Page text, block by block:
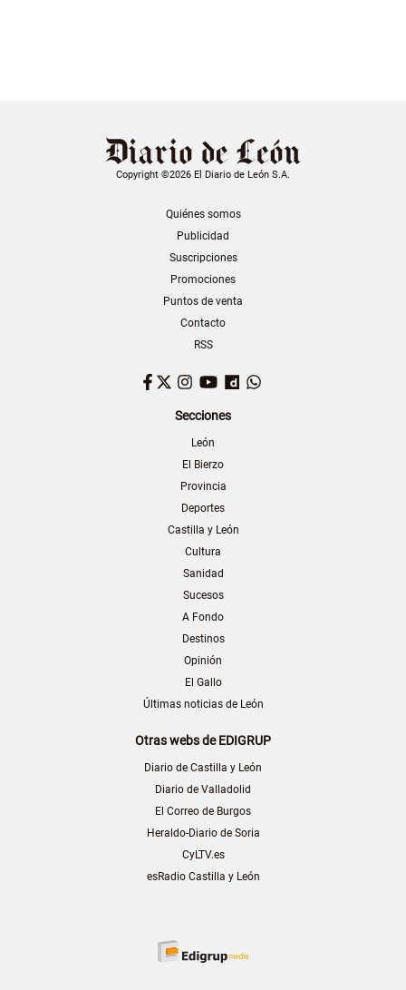
Copyright ©2026 El Diario de León S.A.
Quiénes somos
Publicidad
Suscripciones
Promociones
Puntos de venta
Contacto
RSS
Facebook
TwitterInstagram
YouTubeDailymotion
Secciones
León
El Bierzo
Provincia
Deportes
Castilla y León
Cultura
Sanidad
Sucesos
A Fondo
Destinos
Opinión
El Gallo
Últimas noticias de León
Otras webs de EDIGRUP
Diario de Castilla y León
Diario de Valladolid
El Correo de Burgos
Heraldo-Diario de Soria
CyLTV.es
esRadio Castilla y León